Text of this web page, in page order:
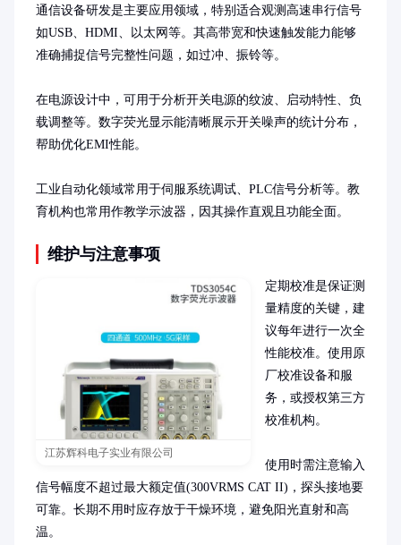
通信设备研发是主要应用领域，特别适合观测高速串行信号
如USB、HDMI、以太网等。其高带宽和快速触发能力能够
准确捕捉信号完整性问题，如过冲、振铃等。
在电源设计中，可用于分析开关电源的纹波、启动特性、负
载调整等。数字荧光显示能清晰展示开关噪声的统计分布，
帮助优化EMI性能。
工业自动化领域常用于伺服系统调试、PLC信号分析等。教
育机构也常用作教学示波器，因其操作直观且功能全面。
维护与注意事项
江苏辉科电子实业有限公司
定期校准是保证测
量精度的关键，建
议每年进行一次全
性能校准。使用原
厂校准设备和服
务，或授权第三方
校准机构。
使用时需注意输入
信号幅度不超过最大额定值(300VRMS CAT II)，探头接地要
可靠。长期不用时应存放于干燥环境，避免阳光直射和高
温。